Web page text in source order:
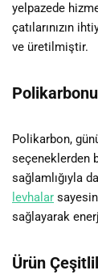
yelpazede
çatılarınızın
ve üretilmiştir.
Polikarbon,
seçeneklerden
sağlamlığıyla
levhalar
sağlayarak
Ürün